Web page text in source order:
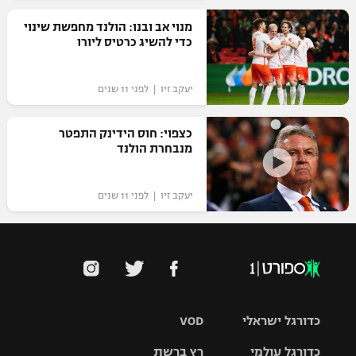
רשיון להקרנה פומבית לבית עסק
הצטרפות לחבילת הערוצים
לוח דרושים – ג'ובנט
תגיות
המגזין
מנוי אב ובנו: הולנד מחפשת שינוי
כדי להשיג כרטיס ליורו
יעקב זיו | לפני 11 שנים
כצפוי: חוס הידינק התפטר
מנבחרת הולנד
יעקב זיו | לפני 11 שנים
VOD
רץ ברשת
כדורגל ישראלי
כדורגל עולמי